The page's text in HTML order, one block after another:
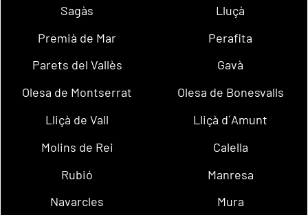
Sagàs
Lluçà
Premià de Mar
Perafita
Parets del Vallès
Gavà
Olesa de Montserrat
Olesa de Bonesvalls
Lliçà de Vall
Lliçà d´Amunt
Molins de Rei
Calella
Rubió
Manresa
Navarcles
Mura